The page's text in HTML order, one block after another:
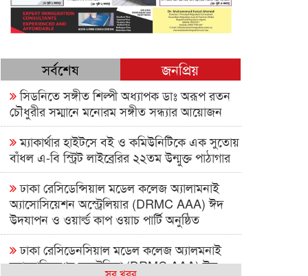
সর্বশেষ জনপ্রিয়
সিডনিতে সঙ্গীত শিল্পী অধ্যাপক ডাঃ অরূপ রতন
চৌধুরীর সম্মানে মনোরম সঙ্গীত সন্ধ্যার আয়োজন
ম্যাকার্থার হাইটসে বই ও কমিউনিটিকে এক সুতোয়
বাঁধল এ-বি স্ট্রিট লাইব্রেরির ২২তম উন্মুক্ত পাঠাগার
ঢাকা রেসিডেন্সিয়াল মডেল কলেজ অ্যালামনাই
অ্যাসোসিয়েশন অস্ট্রেলিয়ার (DRMC AAA) ঈদ
উদযাপন ও ওয়ার্ল্ড কাপ ওয়াচ পার্টি অনুষ্ঠিত
ঢাকা রেসিডেনসিয়াল মডেল কলেজ অ্যালমনাই
অ্যাসোসিয়েশন অস্ট্রেলিয়া (DRMC AAA) ঈদ
সব খবর